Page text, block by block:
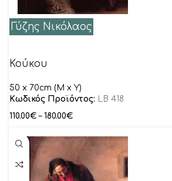
Γύζης Νικόλαος
Κούκου
50 x 70cm (M x Y)
Κωδικός Προϊόντος: LB 418
110.00€ – 180.00€